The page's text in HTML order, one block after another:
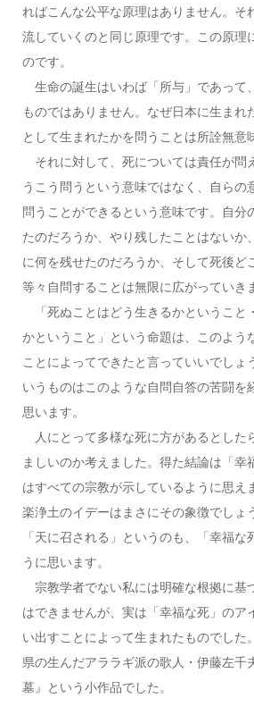
ればこんな公平な原理はありません。そ
流していくのと同じ原理です。この原理
のです。
生命の誕生はいわば「所与」であって
ものではありません。なぜ日本に生まれ
として生まれたかを問うことは所詮無意
それに対して、死については責任が問
うこう問うという意味ではなく、自らの
問うことができるという意味です。自分
たのだろうか、やり残したことはないか
に何を残せたのだろうか、そして死後ど
等々自問することは無限に広がっていき
「死ぬことはどう生きるかということ
かということ」という命題は、このよう
ことによってできたと言っていいでしょ
いうものはこのような自問自答の苦闘を
思います。
人にとって多様な死に方があるとした
ましいのか考えました。得た結論は「幸
はすべての宗教が示しているように思え
楽浄土のイデーはまさにその象徴でしょ
「天に召される」というのも、「幸福な
うに思います。
宗教学者でない私には明確な根拠に基
はできませんが、実は「幸福な死」のア
い出すことによって生まれたものでした
県の生んだアララギ派の歌人・伊藤左千
墓』という小作品でした。